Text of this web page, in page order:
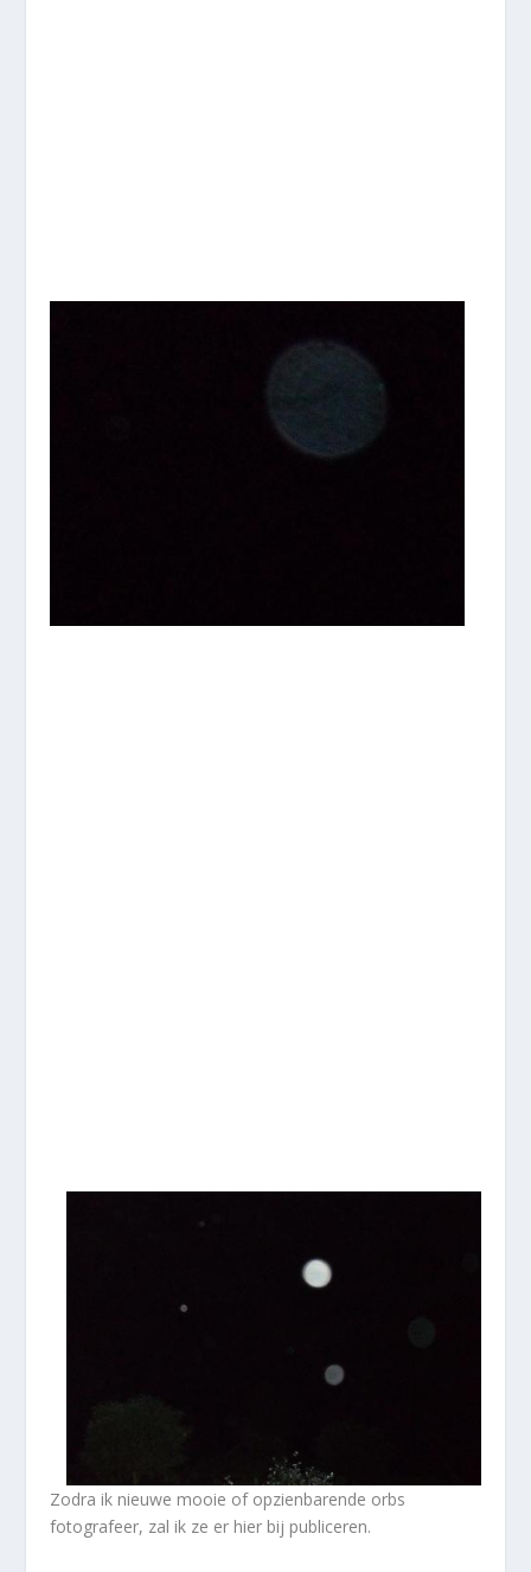
Zodra ik nieuwe mooie of opzienbarende orbs
fotografeer, zal ik ze er hier bij publiceren.